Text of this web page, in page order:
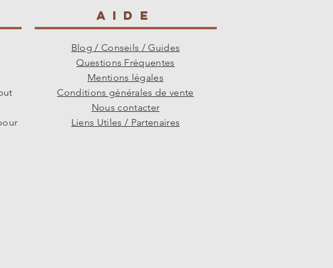
?
Contrairement à beaucoup de
garde une certaine structure tout en
fondante. Elle est idéale pour les tartes
de jolies tranches bien dessinées.
AIDE
Blog / Conseils / Guides
Questions Fréquentes
Mentions légales
Conditions générales de vente
Nous contacter
Liens Utiles / Partenaires